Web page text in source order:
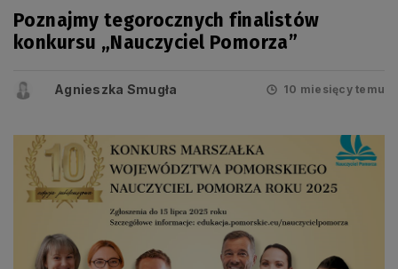
Poznajmy tegorocznych finalistów
konkursu „Nauczyciel Pomorza”
Agnieszka Smugła 10 miesięcy temu